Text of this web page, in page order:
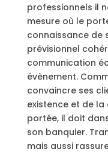
professionnels il
mesure où le
connaissance de
prévisionnel
communication
évènement.
convaincre ses
existence et de
portée, il doit
son banquier.
mais aussi